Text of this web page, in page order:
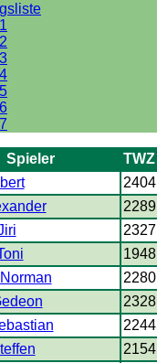
Spieler
TWZ
2404
2289
2327
1948
2280
2328
2244
2154